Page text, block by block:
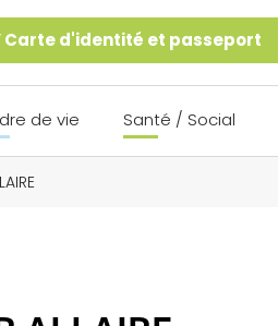
Carte d'identité et passeport
de vie Santé / Social